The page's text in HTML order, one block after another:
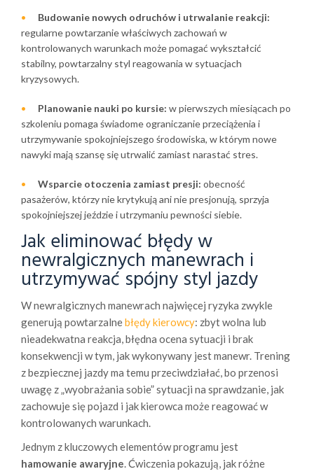
Budowanie nowych odruchów i utrwalanie reakcji:
regularne powtarzanie właściwych zachowań w
kontrolowanych warunkach może pomagać wykształcić
stabilny, powtarzalny styl reagowania w sytuacjach
kryzysowych.
Planowanie nauki po kursie: w pierwszych miesiącach po
szkoleniu pomaga świadome ograniczanie przeciążenia i
utrzymywanie spokojniejszego środowiska, w którym nowe
nawyki mają szansę się utrwalić zamiast narastać stres.
Wsparcie otoczenia zamiast presji: obecność
pasażerów, którzy nie krytykują ani nie presjonują, sprzyja
spokojniejszej jeździe i utrzymaniu pewności siebie.
Jak eliminować błędy w
newralgicznych manewrach i
utrzymywać spójny styl jazdy
W newralgicznych manewrach najwięcej ryzyka zwykle
generują powtarzalnebłędy kierowcy: zbyt wolna lub
nieadekwatna reakcja, błędna ocena sytuacji i brak
konsekwencji w tym, jak wykonywany jest manewr. Trening
z bezpiecznej jazdy ma temu przeciwdziałać, bo przenosi
uwagę z „wyobrażania sobie” sytuacji na sprawdzanie, jak
zachowuje się pojazd i jak kierowca może reagować w
kontrolowanych warunkach.
Jednym z kluczowych elementów programu jest
hamowanie awaryjne. Ćwiczenia pokazują, jak różne